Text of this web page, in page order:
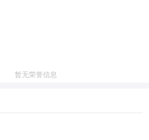
暂无荣誉信息